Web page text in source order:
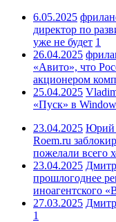
6.05.2025
директор по
уже не будет 1
26.04.2025
«Авито», что
акционером
25.04.2025
«Пуск» в
23.04.2025 Юрий
Roem.ru
пожелали всего
23.04.2025
прошлогоднее
иноагентского
27.03.2025
1